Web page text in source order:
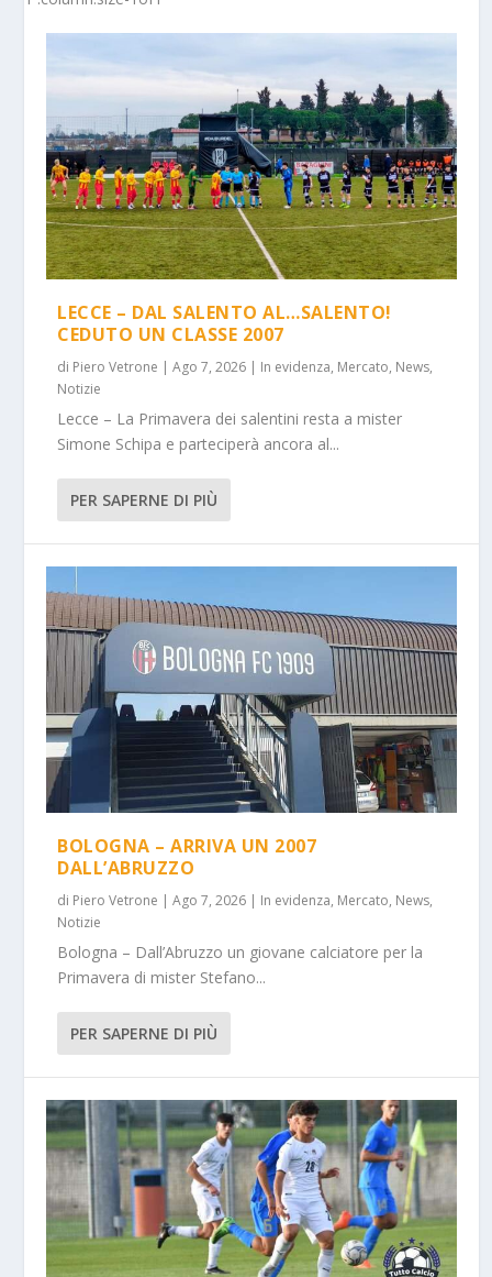
LECCE – DAL SALENTO AL…SALENTO!
CEDUTO UN CLASSE 2007
di Piero Vetrone |Ago 7, 2026 | In evidenza, Mercato, News,
Notizie
Lecce – La Primavera dei salentini resta a mister
Simone Schipa e parteciperà ancora al...
PER SAPERNE DI PIÙ
BOLOGNA – ARRIVA UN 2007
DALL’ABRUZZO
di Piero Vetrone |Ago 7, 2026 | In evidenza, Mercato, News,
Notizie
Bologna – Dall’Abruzzo un giovane calciatore per la
Primavera di mister Stefano...
PER SAPERNE DI PIÙ